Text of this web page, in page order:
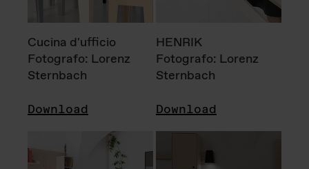
Cucina d'ufficio
Fotografo: Lorenz
Sternbach
Download
HENRIK
Fotografo: Lorenz
Sternbach
Download